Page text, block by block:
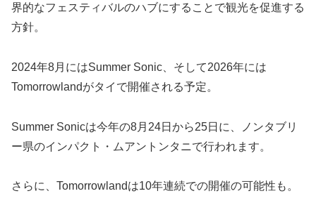
界的なフェスティバルのハブにすることで観光を促進する
方針。
2024年8月にはSummer Sonic、そして2026年には
Tomorrowlandがタイで開催される予定。
Summer Sonicは今年の8月24日から25日に、ノンタブリ
ー県のインパクト・ムアントンタニで行われます。
さらに、Tomorrowlandは10年連続での開催の可能性も。